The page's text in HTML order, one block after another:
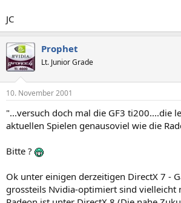
JC
Prophet
Lt. Junior Grade
10. November 2001
"...versuch doch mal die GF3 ti200....die
aktuellen Spielen genausoviel wie die
Bitte ?
Ok unter einigen derzeitigen DirectX 7 -
grossteils Nvidia-optimiert sind vielleicht